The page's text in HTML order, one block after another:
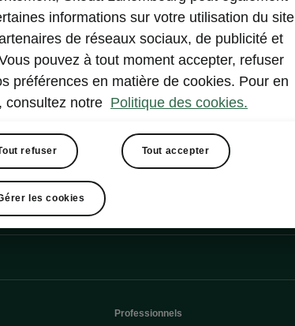
«CANTON»
Professionnels
informations sur votre utilisation du site
de réseaux sociaux, de publicité et
pouvez à tout moment accepter, refuser
préférences en matière de cookies. Pour en
consultez notre Politique des cookies.
refuser Tout accepter
les cookies